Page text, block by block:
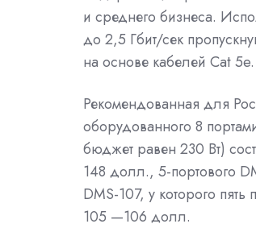
и среднего бизнеса.
до 2,5 Гбит/сек
на основе кабелей Cat 5e.
Рекомендованная для
оборудованного 8
бюджет равен 230 Вт)
148 долл., 5-портового
DMS-107, у которого
105 —106 долл.